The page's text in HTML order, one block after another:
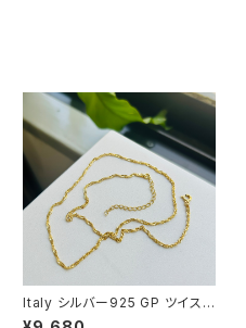
Italy シルバー925 GP ツイスト
チェーン（45.5cm）